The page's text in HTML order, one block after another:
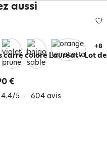
aussi
+12
carré coloré Lauréat - Lot de
€
4.4/5 - 604 avis